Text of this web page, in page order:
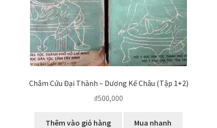
Châm Cứu Đại Thành – Dương Kế Châu (Tập 1+2)
₫500,000
Thêm vào giỏ hàng Mua nhanh